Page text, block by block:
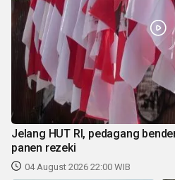
Jelang HUT RI, pedagang
panen rezeki
04 August 2026 22:00 WIB